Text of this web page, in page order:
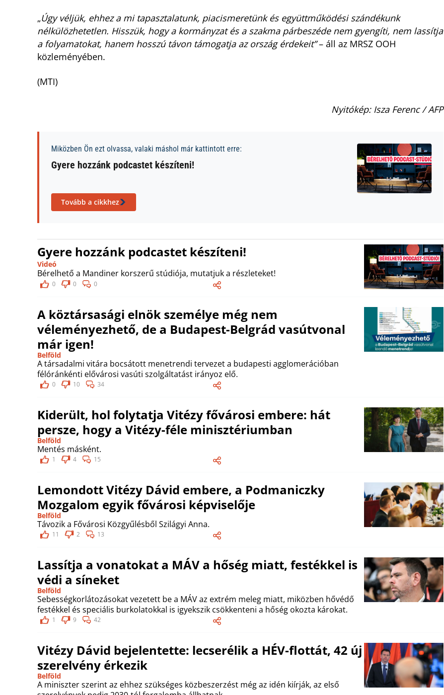
„Úgy véljük, ehhez a mi tapasztalatunk, piacismeretünk és együttműködési szándékunk
nélkülözhetetlen. Hisszük, hogy a kormányzat és a szakma párbeszéde nem gyengíti, nem lassítja
a folyamatokat, hanem hosszú távon támogatja az ország érdekeit”– áll az MRSZ OOH
közleményében.
(MTI)
Nyitókép: Isza Ferenc / AFP
Miközben Ön ezt olvassa, valaki máshol már kattintott erre:
Gyere hozzánk podcastet készíteni!
Tovább a cikkhez
Gyere hozzánk podcastet készíteni!
Videó
Bérelhető a Mandiner korszerű stúdiója, mutatjuk a részleteket!
0 0 0
A köztársasági elnök személye még nem
véleményezhető, de a Budapest-Belgrád vasútvonal
már igen!
Belföld
A társadalmi vitára bocsátott menetrendi tervezet a budapesti agglomerációban
félóránkénti elővárosi vasúti szolgáltatást irányoz elő.
0 10 34
Kiderült, hol folytatja Vitézy fővárosi embere: hát
persze, hogy a Vitézy-féle minisztériumban
Belföld
Mentés másként.
1 4 15
Lemondott Vitézy Dávid embere, a Podmaniczky
Mozgalom egyik fővárosi képviselője
Belföld
Távozik a Fővárosi Közgyűlésből Szilágyi Anna.
11 2 13
Lassítja a vonatokat a MÁV a hőség miatt, festékkel is
védi a síneket
Belföld
Sebességkorlátozásokat vezetett be a MÁV az extrém meleg miatt, miközben hővédő
festékkel és speciális burkolatokkal is igyekszik csökkenteni a hőség okozta károkat.
1 9 42
Vitézy Dávid bejelentette: lecserélik a HÉV-flottát, 42 új
szerelvény érkezik
Belföld
A miniszter szerint az ehhez szükséges közbeszerzést még az idén kiírják, az első